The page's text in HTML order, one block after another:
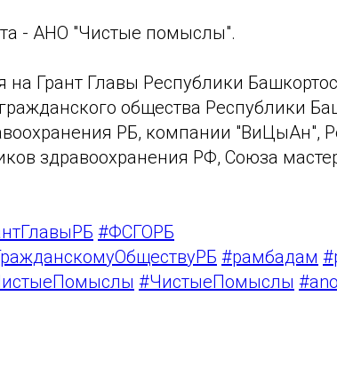
- АНО "Чистые помыслы".
на Грант Главы Республики
общества Республики
РБ, компании "ВиЦыАн",
здравоохранения РФ, Союза
#ФСГОРБ
#рамбадам
#ЧистыеПомыслы